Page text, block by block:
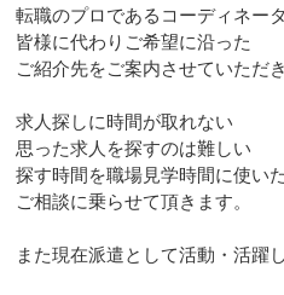
転職のプロであるコーディネー
皆様に代わりご希望に沿った
ご紹介先をご案内させていただ
求人探しに時間が取れない
思った求人を探すのは難しい
探す時間を職場見学時間に使い
ご相談に乗らせて頂きます。
また現在派遣として活動・活躍